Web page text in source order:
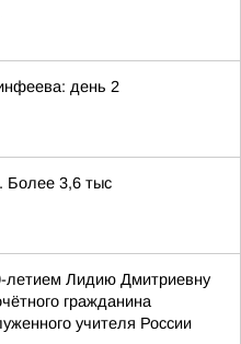
день 2
Более 3,6 тыс
летием Лидию Дмитриевну
гражданина
учителя России